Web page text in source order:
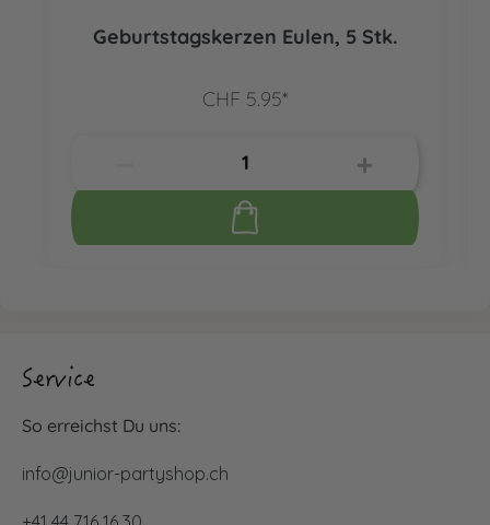
Geburtstagskerzen Eulen, 5 Stk.
CHF 5.95*
Service
So erreichst Du uns:
info@junior-partyshop.ch